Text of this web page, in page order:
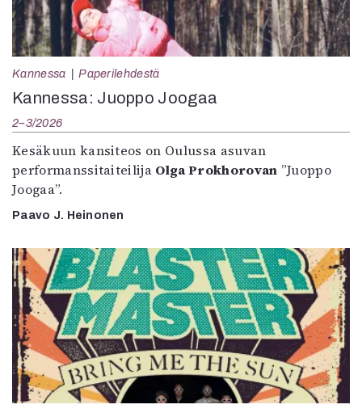
Kannessa Paperilehdestä
Kannessa: Juoppo Joogaa
2–3/2026
Kesäkuun kansiteos on Oulussa asuvan
performanssitaiteilija Olga Prokhorovan ”Juoppo
Joogaa”.
Paavo J. Heinonen